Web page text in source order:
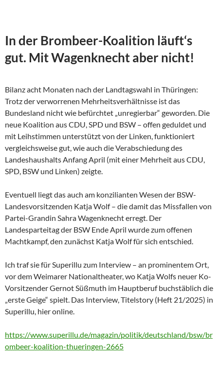
In der Brombeer-Koalition läuft‘s
gut. Mit Wagenknecht aber nicht!
Bilanz acht Monaten nach der Landtagswahl in Thüringen:
Trotz der verworrenen Mehrheitsverhältnisse ist das
Bundesland nicht wie befürchtet „unregierbar“ geworden. Die
neue Koalition aus CDU, SPD und BSW – offen geduldet und
mit Leihstimmen unterstützt von der Linken, funktioniert
vergleichsweise gut, wie auch die Verabschiedung des
Landeshaushalts Anfang April (mit einer Mehrheit aus CDU,
SPD, BSW und Linken) zeigte.
Eventuell liegt das auch am konzilianten Wesen der BSW-
Landesvorsitzenden Katja Wolf – die damit das Missfallen von
Partei-Grandin Sahra Wagenknecht erregt. Der
Landesparteitag der BSW Ende April wurde zum offenen
Machtkampf, den zunächst Katja Wolf für sich entschied.
Ich traf sie für Superillu zum Interview – an prominentem Ort,
vor dem Weimarer Nationaltheater, wo Katja Wolfs neuer Ko-
Vorsitzender Gernot Süßmuth im Hauptberuf buchstäblich die
„erste Geige“ spielt. Das Interview, Titelstory (Heft 21/2025) in
Superillu, hier online.
https://www.superillu.de/magazin/politik/deutschland/bsw/br
ombeer-koalition-thueringen-2665